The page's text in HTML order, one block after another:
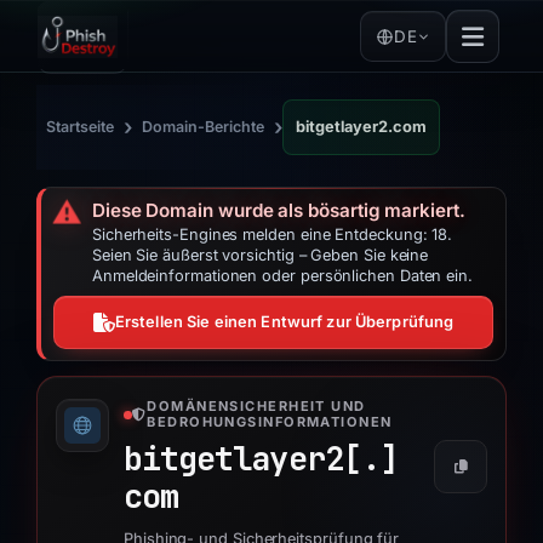
DE
Startseite › Domain-Berichte › bitgetlayer2.com
⚠️ Diese Domain wurde als bösartig markiert.
Sicherheits-Engines melden eine Entdeckung: 18.
Seien Sie äußerst vorsichtig – Geben Sie keine
Anmeldeinformationen oder persönlichen Daten ein.
Erstellen Sie einen Entwurf zur Überprüfung
DOMÄNENSICHERHEIT UND
BEDROHUNGSINFORMATIONEN
bitgetlayer2[.]
com
Phishing- und Sicherheitsprüfung für